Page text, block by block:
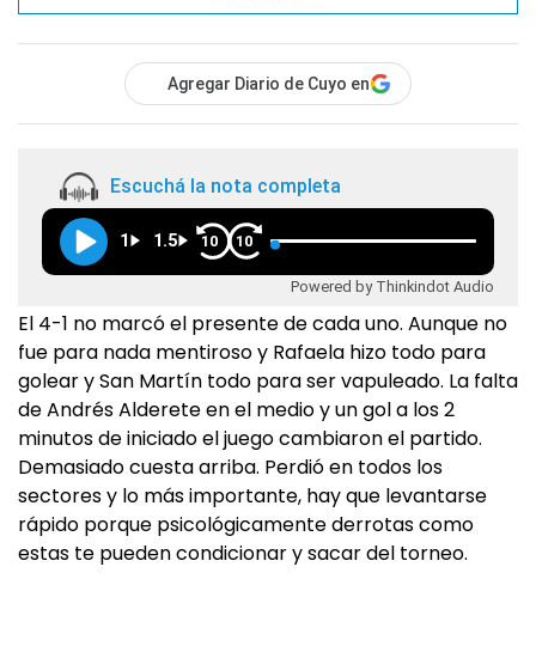
Agregar Diario de Cuyo en
Escuchá la nota completa
1 1.5 10 10
Powered by Thinkindot Audio
El 4-1 no marcó el presente de cada uno. Aunque no
fue para nada mentiroso y Rafaela hizo todo para
golear y San Martín todo para ser vapuleado. La falta
de Andrés Alderete en el medio y un gol a los 2
minutos de iniciado el juego cambiaron el partido.
Demasiado cuesta arriba. Perdió en todos los
sectores y lo más importante, hay que levantarse
rápido porque psicológicamente derrotas como
estas te pueden condicionar y sacar del torneo.